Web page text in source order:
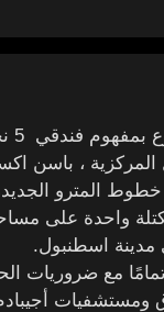
المركزية ، باسن
خطوط المترو
مع ضروريات